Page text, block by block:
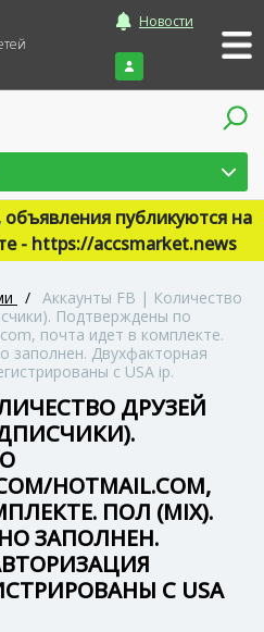
Новости
Войти
публикуются на
- https://accsmarket.news
/ Аккаунты FB | Количество
Подтверждены по
почта идет в комплекте.
заполнен. Двухфакторная
с USA ip.
ДРУЗЕЙ
HOTMAIL.COM,
ПОЛ (MIX).
ЗАПОЛНЕН.
С USA